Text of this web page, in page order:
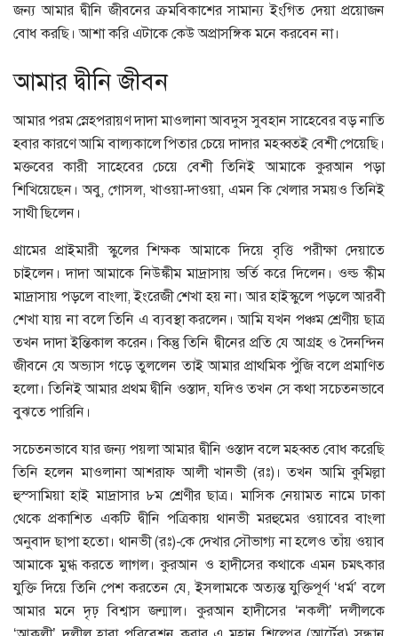
জন্য আমার দ্বীনি জীবনের ক্রমবিকাশের সামান্য ইংগিত দেয়া প্রয়োজন
বোধ করছি। আশা করি এটাকে কেউ অপ্রাসঙ্গিক মনে করবেন না।
আমার দ্বীনি জীবন
আমার পরম স্নেহপরায়ণ দাদা মাওলানা আবদুস সুবহান সাহেবের বড় নাতি
হবার কারণে আমি বাল্যকালে পিতার চেয়ে দাদার মহব্বতই বেশী পেয়েছি।
মক্তবের কারী সাহেবের চেয়ে বেশী তিনিই আমাকে কুরআন পড়া
শিখিয়েছেন। অবু, গোসল, খাওয়া-দাওয়া, এমন কি খেলার সময়ও তিনিই
সাথী ছিলেন।
গ্রামের প্রাইমারী স্কুলের শিক্ষক আমাকে দিয়ে বৃত্তি পরীক্ষা দেয়াতে
চাইলেন। দাদা আমাকে নিউঙ্কীম মাদ্রাসায় ভর্তি করে দিলেন। ওল্ড স্কীম
মাদ্রাসায় পড়লে বাংলা, ইংরেজী শেখা হয় না। আর হাইস্কুলে পড়লে আরবী
শেখা যায় না বলে তিনি এ ব্যবস্থা করলেন। আমি যখন পঞ্চম শ্রেণীয় ছাত্র
তখন দাদা ইন্তিকাল করেন। কিন্তু তিনি দ্বীনের প্রতি যে আগ্রহ ও দৈনন্দিন
জীবনে যে অভ্যাস গড়ে তুললেন তাই আমার প্রাথমিক পুঁজি বলে প্রমাণিত
হলো। তিনিই আমার প্রথম দ্বীনি ওস্তাদ, যদিও তখন সে কথা সচেতনভাবে
বুঝতে পারিনি।
সচেতনভাবে যার জন্য পয়লা আমার দ্বীনি ওস্তাদ বলে মহব্বত বোধ করেছি
তিনি হলেন মাওলানা আশরাফ আলী খানভী (রঃ)। তখন আমি কুমিল্লা
হুস্সামিয়া হাই মাদ্রাসার ৮ম শ্রেণীর ছাত্র। মাসিক নেয়ামত নামে ঢাকা
থেকে প্রকাশিত একটি দ্বীনি পত্রিকায় থানভী মরহুমের ওয়াবের বাংলা
অনুবাদ ছাপা হতো। থানভী (রঃ)-কে দেখার সৌভাগ্য না হলেও তাঁয় ওয়াব
আমাকে মুগ্ধ করতে লাগল। কুরআন ও হাদীসের কথাকে এমন চমৎকার
যুক্তি দিয়ে তিনি পেশ করতেন যে, ইসলামকে অত্যন্ত যুক্তিপূর্ণ ‘ধর্ম’ বলে
আমার মনে দৃঢ় বিশ্বাস জন্মাল। কুরআন হাদীসের ‘নকলী’ দলীলকে